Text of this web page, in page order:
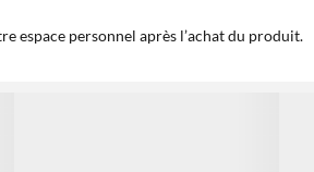
espace personnel après l’achat du produit.